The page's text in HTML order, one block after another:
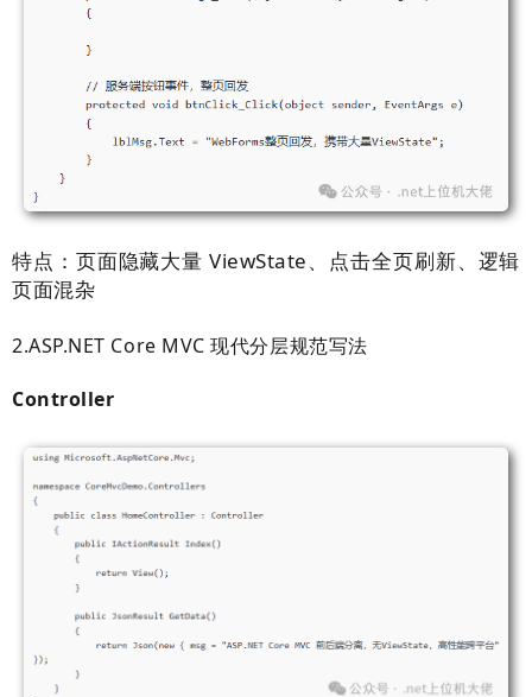
特点：页面隐藏大量 ViewState、点击全页刷新、逻辑
页面混杂
2.ASP.NET Core MVC 现代分层规范写法
Controller